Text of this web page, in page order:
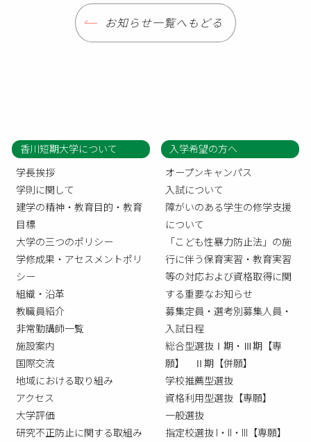
お知らせ一覧へもどる
香川短期大学について
学長挨拶
学則に関して
建学の精神・教育目的・教育
目標
大学の三つのポリシー
学修成果・アセスメントポリ
シー
組織・沿革
教職員紹介
非常勤講師一覧
施設案内
国際交流
地域における取り組み
アクセス
大学評価
研究不正防止に関する取組み
入学希望の方へ
オープンキャンパス
入試について
障がいのある学生の修学支援
について
「こども性暴力防止法」の施
行に伴う保育実習・教育実習
等の対応および資格取得に関
する重要なお知らせ
募集定員・選考別募集人員・
入試日程
総合型選抜Ⅰ期・Ⅲ期【専
願】 Ⅱ期【併願】
学校推薦型選抜
資格利用型選抜【専願】
一般選抜
指定校選抜 I・II・III【専願】